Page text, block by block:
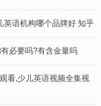
英语机构哪个品牌好 知乎
必要吗?有含金量吗
看,少儿英语视频全集视